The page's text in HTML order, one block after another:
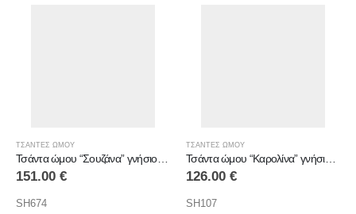
ΤΣΑΝΤΕΣ ΩΜΟΥ
Τσάντα ώμου “Σουζάνα” γνήσιο δέρμα
151.00 €
SH674
ΤΣΑΝΤΕΣ ΩΜΟΥ
Τσάντα ώμου “Καρολίνα” γνήσιο δέρμα
126.00 €
SH107